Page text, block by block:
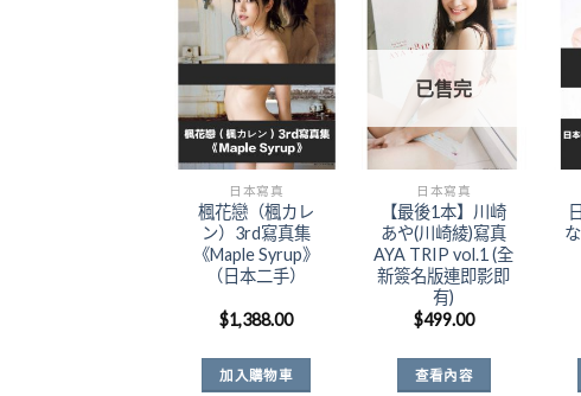
Wishlist
日本寫真
楓花戀（楓カレ
ン）3rd寫真集
《Maple Syrup》
（日本二手）
$1,388.00
加入購物車
Add to
Wishlist
已售完
日本寫真
【最後1本】川崎
あや(川崎綾)寫真
AYA TRIP vol.1 (全
新簽名版連即影即
有)
$499.00
查看內容